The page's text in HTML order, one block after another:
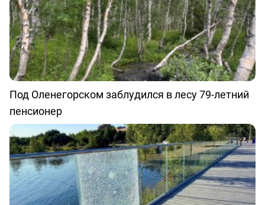
Под Оленегорском заблудился в лесу 79-летний
пенсионер